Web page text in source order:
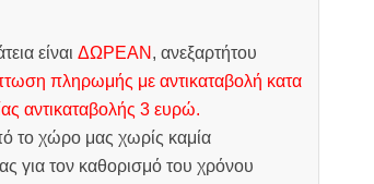
είναι ΔΩΡΕΑΝ , ανεξαρτήτου
πληρωμής με αντικαταβολή κατα
αντικαταβολής 3 ευρώ.
το χώρο μας χωρίς καμία
για τον καθορισμό του χρόνου